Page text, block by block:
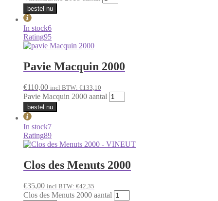
bestel nu
In stock6
Rating95
Pavie Macquin 2000
€110,00 incl BTW: €133,10
Pavie Macquin 2000 aantal
bestel nu
In stock7
Rating89
Clos des Menuts 2000
€35,00 incl BTW: €42,35
Clos des Menuts 2000 aantal